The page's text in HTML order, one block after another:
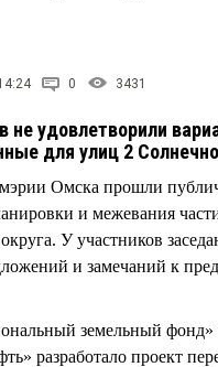
0 3431
не удовлетворили
для улиц 2
Омска прошли
и межевания
У участников
и замечаний к
земельный фонд»
разработало проект